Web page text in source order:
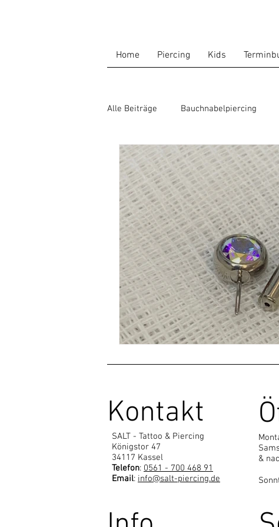
Home Piercing Kids
Alle Beiträge Bauchnabelpiercing
Multiple Piercings Innengewinde
Kopfhörer
Kontakt
SALT - Tattoo & Piercing
Königstor 47
34117 Kassel
Telefon: 0561 - 700 468 91
Email: info@salt-piercing.de
&